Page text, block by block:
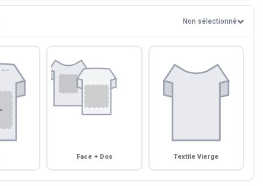
Non sélectionné
Face + Dos Textile Vierge